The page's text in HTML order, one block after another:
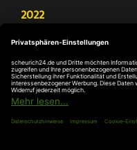
2022
Antriebe
Deutschland Test – Bester
FOCUS Money –
DIE WELT – Service-
DIE WELT –